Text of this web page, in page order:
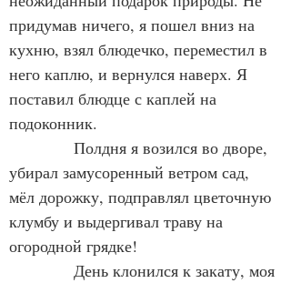
придумав ничего, я пошел вниз на
кухню, взял блюдечко, переместил в
него каплю, и вернулся наверх. Я
поставил блюдце с каплей на
подоконник.
Полдня я возился во дворе,
убирал замусоренный ветром сад,
мёл дорожку, подправлял цветочную
клумбу и выдергивал траву на
огородной грядке!
День клонился к закату, моя